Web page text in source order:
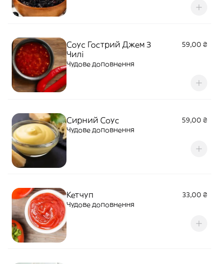
Соус Гострий Джем З
Чилі
59,00 ₴
Чудове доповнення
Сирний Соус
59,00 ₴
Чудове доповнення
Кетчуп
33,00 ₴
Чудове доповнення